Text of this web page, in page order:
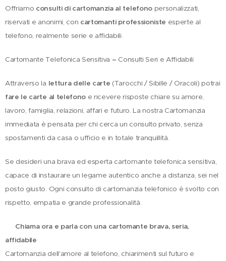
Offriamo consulti di cartomanzia al telefonopersonalizzati,
riservati e anonimi, con cartomanti professioniste esperte al
telefono, realmente serie e affidabili.
Cartomante Telefonica Sensitiva – Consulti Seri e Affidabili
Attraverso la lettura delle carte (Tarocchi / Sibille / Oracoli) potrai
fare le carte al telefono e ricevere risposte chiare su amore,
lavoro, famiglia, relazioni, affari e futuro. La nostra Cartomanzia
immediata è pensata per chi cerca un consulto privato, senza
spostamenti da casa o ufficio e in totale tranquillità.
Se desideri una brava ed esperta cartomante telefonica sensitiva,
capace di instaurare un legame autentico anche a distanza, sei nel
posto giusto. Ogni consulto di cartomanzia telefonico è svolto con
rispetto, empatia e grande professionalità.
Chiama ora e parla con una cartomante brava, seria,
affidabile
Cartomanzia dell'amore al telefono, chiarimenti sul futuro e